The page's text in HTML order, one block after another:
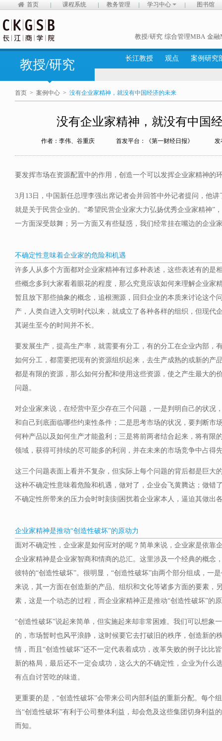
首页 课程系统 教务管理 学习中心 图书馆
教授/研究 综合管理MBA 金融
教授/研究 长江教授 观点 案例研究
首页 > 案例中心 > 没有企业家精神，就没有中国经济的未来
没有企业家精神，就没有中国
作者：李伟、谷重庆 首发平台：《第一财经日报》 发
要发挥市场在资源配置中的作用，创造一个可以发挥企业家精神的
3月13日，中国新任总理李强出席记者会并回答中外记者提问，他
就是关于民营企业的。“希望民营企业家大力弘扬优秀企业家精神”
一方面深受鼓舞；另一方面又有些疑惑，我们经常挂在嘴边的企业
不确定性意味着企业家的危险和机遇
许多人从多个方面都对企业家精神有过多种表述，这些表述有的是
些概念多到大家看着眼花的程度，那么究竟应该如何来理解企业家
暂且放下那些抽象的概念，追根溯源，回归企业的本质来讨论这个
产，人类自进入文明时代以来，就成立了各种各样的组织，但现代
其诞生至今的时间并不长。
要发展生产，提高生产率，就需要有分工，有的分工在企业内部，
如何分工，都需要把现有的资源组织起来，去生产成熟的或新的产
都是有限的资源，那么如何分配和使用这些资源，使之产生最大的
问题。
对企业家来说，在经营中至少存在三个问题，一是判明自己的状况
和自己到底面临哪些约束性条件；二是思考市场的状况，要判断市
何种产品以及如何生产才能盈利；三是将前两者结合起来，将有限
领域，获得可持续的尽可能多的利润，并在未来的市场竞争中占得
这三个问题表面上看并不复杂，但实际上每个问题的背后都是巨大
这种不确定性意味着危险和机遇，做对了，企业会飞黄腾达；做错
不确定性所带来的压力会时时刻刻困扰着企业家本人，逼迫其做出
企业家精神是推动“创造性破坏”的原动力
面对不确定性，企业家是如何应对的呢？简单来说，企业家是依靠
企业家精神是企业家智商和情商的总汇。这里涉及一个经典的概念
彼特的“创造性破坏”。很明显，“创造性破坏”由两个部分组成，一
来说，其一方面在创造新的产品、组织和文化等诸多方面的要素，
素，这是一个动态的过程，而企业家精神正是推动“创造性破坏”的
“创造性破坏”说起来简单，但实施起来却非常困难。我们可以想象
的，市场暂时也风平浪静，这时候要它去打破旧的秩序，创造新的
情，而且“创造性破坏”还不一定代表着成功，改革失败的例子比比
新的格局，最后还不一定会成功，这么大的不确定性，企业为什么
有点自讨苦吃的味道。
更重要的是，“创造性破坏”会带来公司内部利益的重新分配。每个
当“创造性破坏”有利于公司整体利益，却会危及这些集团切身利益
而知。